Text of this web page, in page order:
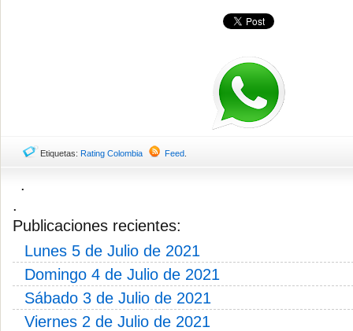
Etiquetas: Rating Colombia Feed
.
.
Publicaciones recientes:
Lunes 5 de Julio de 2021
Domingo 4 de Julio de 2021
Sábado 3 de Julio de 2021
Viernes 2 de Julio de 2021